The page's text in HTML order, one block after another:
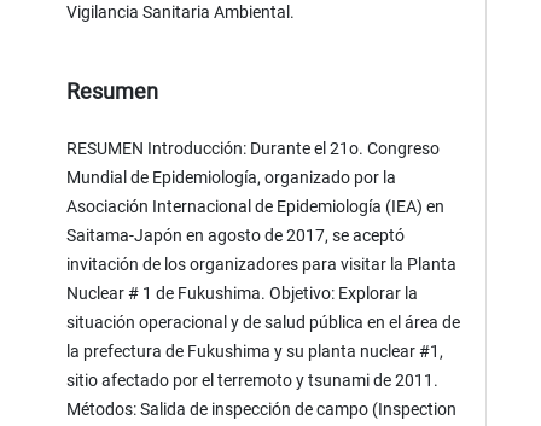
Vigilancia Sanitaria Ambiental.
Resumen
RESUMEN Introducción: Durante el 21o. Congreso
Mundial de Epidemiología, organizado por la
Asociación Internacional de Epidemiología (IEA) en
Saitama-Japón en agosto de 2017, se aceptó
invitación de los organizadores para visitar la Planta
Nuclear # 1 de Fukushima. Objetivo: Explorar la
situación operacional y de salud pública en el área de
la prefectura de Fukushima y su planta nuclear #1,
sitio afectado por el terremoto y tsunami de 2011.
Métodos: Salida de inspección de campo (Inspection